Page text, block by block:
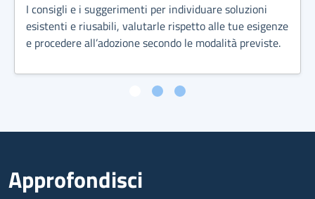
I consigli e i suggerimenti per individuare soluzioni
esistenti e riusabili, valutarle rispetto alle tue esigenze
e procedere all’adozione secondo le modalità previste.
Approfondisci